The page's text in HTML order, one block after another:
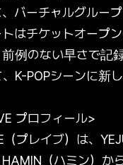
、バーチャルグルー
トはチケットオープ
前例のない早さで記
K-POPシーンに新
プロフィール>
（プレイブ）は、
HAMIN（ハミン）か